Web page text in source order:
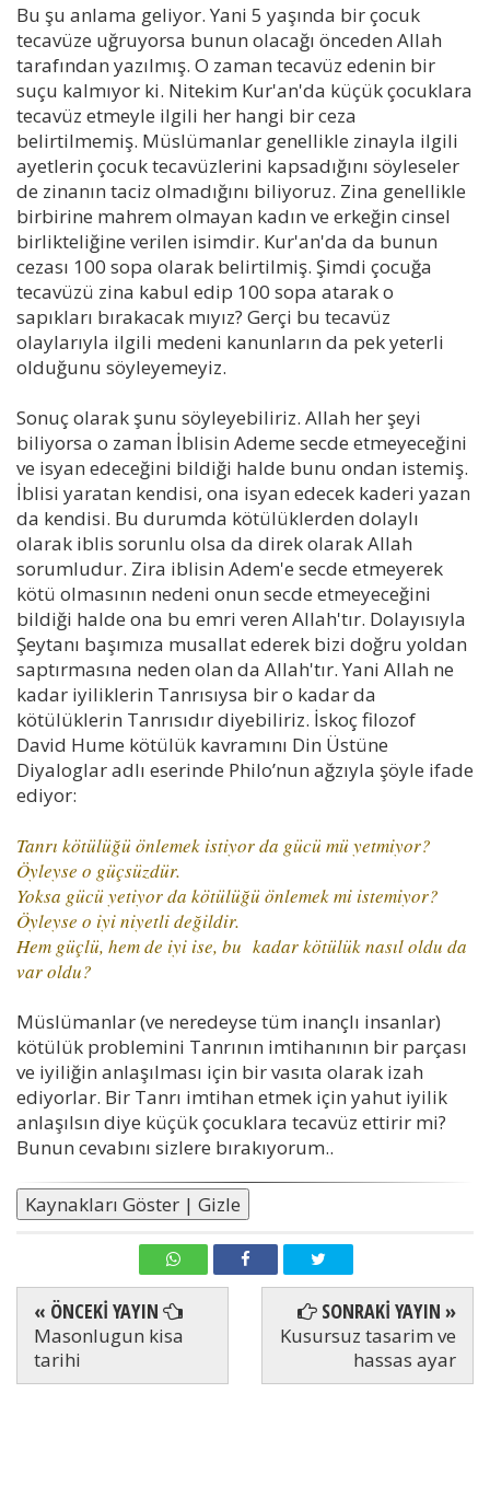
Bu şu anlama geliyor. Yani 5 yaşında bir çocuk
tecavüze uğruyorsa bunun olacağı önceden Allah
tarafından yazılmış. O zaman tecavüz edenin bir
suçu kalmıyor ki. Nitekim Kur'an'da küçük çocuklara
tecavüz etmeyle ilgili her hangi bir ceza
belirtilmemiş. Müslümanlar genellikle zinayla ilgili
ayetlerin çocuk tecavüzlerini kapsadığını söyleseler
de zinanın taciz olmadığını biliyoruz. Zina genellikle
birbirine mahrem olmayan kadın ve erkeğin cinsel
birlikteliğine verilen isimdir. Kur'an'da da bunun
cezası 100 sopa olarak belirtilmiş. Şimdi çocuğa
tecavüzü zina kabul edip 100 sopa atarak o
sapıkları bırakacak mıyız? Gerçi bu tecavüz
olaylarıyla ilgili medeni kanunların da pek yeterli
olduğunu söyleyemeyiz.
Sonuç olarak şunu söyleyebiliriz. Allah her şeyi
biliyorsa o zaman İblisin Ademe secde etmeyeceğini
ve isyan edeceğini bildiği halde bunu ondan istemiş.
İblisi yaratan kendisi, ona isyan edecek kaderi yazan
da kendisi. Bu durumda kötülüklerden dolaylı
olarak iblis sorunlu olsa da direk olarak Allah
sorumludur. Zira iblisin Adem'e secde etmeyerek
kötü olmasının nedeni onun secde etmeyeceğini
bildiği halde ona bu emri veren Allah'tır. Dolayısıyla
Şeytanı başımıza musallat ederek bizi doğru yoldan
saptırmasına neden olan da Allah'tır. Yani Allah ne
kadar iyiliklerin Tanrısıysa bir o kadar da
kötülüklerin Tanrısıdır diyebiliriz. İskoç filozof
David Hume kötülük kavramını Din Üstüne
Diyaloglar adlı eserinde Philo’nun ağzıyla şöyle ifade
ediyor:
Tanrı kötülüğü önlemek istiyor da gücü mü yetmiyor?
Öyleyse o güçsüzdür.
Yoksa gücü yetiyor da kötülüğü önlemek mi istemiyor?
Öyleyse o iyi niyetli değildir.
Hem güçlü, hem de iyi ise, bu kadar kötülük nasıl oldu da
var oldu?
Müslümanlar (ve neredeyse tüm inançlı insanlar)
kötülük problemini Tanrının imtihanının bir parçası
ve iyiliğin anlaşılması için bir vasıta olarak izah
ediyorlar. Bir Tanrı imtihan etmek için yahut iyilik
anlaşılsın diye küçük çocuklara tecavüz ettirir mi?
Bunun cevabını sizlere bırakıyorum..
Kaynakları Göster | Gizle
« ÖNCEKİ YAYIN
Masonlugun kisa
tarihi
SONRAKİ YAYIN »
Kusursuz tasarim ve
hassas ayar